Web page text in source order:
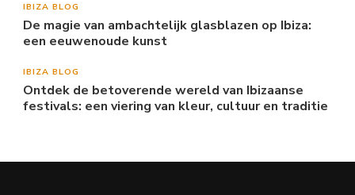
IBIZA BLOG
De magie van ambachtelijk glasblazen op Ibiza:
een eeuwenoude kunst
IBIZA BLOG
Ontdek de betoverende wereld van Ibizaanse
festivals: een viering van kleur, cultuur en traditie